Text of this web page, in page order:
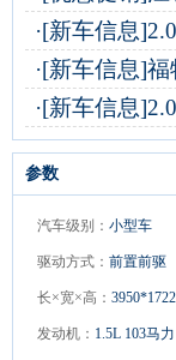
·[新车信息]
·[新车信息]福
·[新车信息]
参数
汽车级别： 小型车
驱动方式： 前置前驱
长×宽×高：
发动机： 1.5L 103马